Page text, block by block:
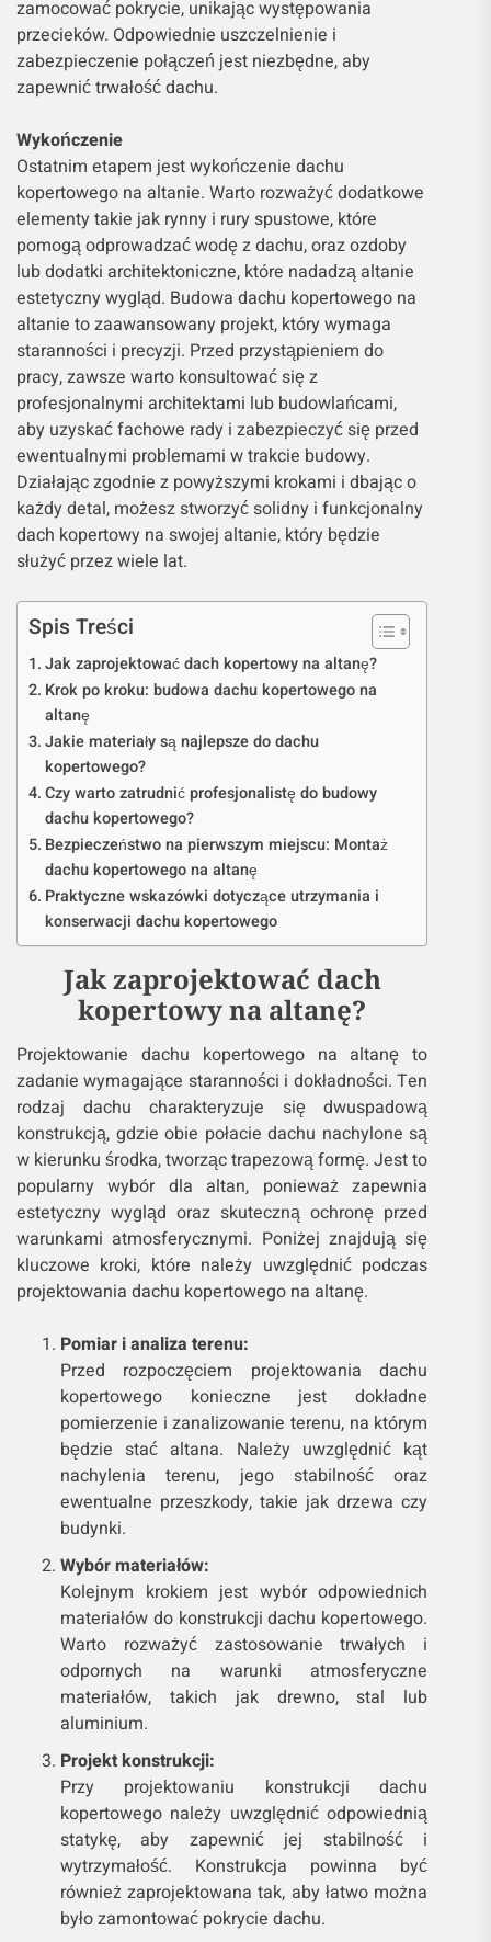
zamocować pokrycie, unikając występowania
przecieków. Odpowiednie uszczelnienie i
zabezpieczenie połączeń jest niezbędne, aby
zapewnić trwałość dachu.
Wykończenie
Ostatnim etapem jest wykończenie dachu
kopertowego na altanie. Warto rozważyć dodatkowe
elementy takie jak rynny i rury spustowe, które
pomogą odprowadzać wodę z dachu, oraz ozdoby
lub dodatki architektoniczne, które nadadzą altanie
estetyczny wygląd. Budowa dachu kopertowego na
altanie to zaawansowany projekt, który wymaga
staranności i precyzji. Przed przystąpieniem do
pracy, zawsze warto konsultować się z
profesjonalnymi architektami lub budowlańcami,
aby uzyskać fachowe rady i zabezpieczyć się przed
ewentualnymi problemami w trakcie budowy.
Działając zgodnie z powyższymi krokami i dbając o
każdy detal, możesz stworzyć solidny i funkcjonalny
dach kopertowy na swojej altanie, który będzie
służyć przez wiele lat.
Spis Treści
Jak zaprojektować dach kopertowy na altanę?
Krok po kroku: budowa dachu kopertowego na
altanę
Jakie materiały są najlepsze do dachu
kopertowego?
Czy warto zatrudnić profesjonalistę do budowy
dachu kopertowego?
Bezpieczeństwo na pierwszym miejscu: Montaż
dachu kopertowego na altanę
Praktyczne wskazówki dotyczące utrzymania i
konserwacji dachu kopertowego
Jak zaprojektować dach
kopertowy na altanę?
Projektowanie dachu kopertowego na altanę to
zadanie wymagające staranności i dokładności. Ten
rodzaj dachu charakteryzuje się dwuspadową
konstrukcją, gdzie obie połacie dachu nachylone są
w kierunku środka, tworząc trapezową formę. Jest to
popularny wybór dla altan, ponieważ zapewnia
estetyczny wygląd oraz skuteczną ochronę przed
warunkami atmosferycznymi. Poniżej znajdują się
kluczowe kroki, które należy uwzględnić podczas
projektowania dachu kopertowego na altanę.
Pomiar i analiza terenu:
Przed rozpoczęciem projektowania dachu
kopertowego konieczne jest dokładne
pomierzenie i zanalizowanie terenu, na którym
będzie stać altana. Należy uwzględnić kąt
nachylenia terenu, jego stabilność oraz
ewentualne przeszkody, takie jak drzewa czy
budynki.
Wybór materiałów:
Kolejnym krokiem jest wybór odpowiednich
materiałów do konstrukcji dachu kopertowego.
Warto rozważyć zastosowanie trwałych i
odpornych na warunki atmosferyczne
materiałów, takich jak drewno, stal lub
aluminium.
Projekt konstrukcji:
Przy projektowaniu konstrukcji dachu
kopertowego należy uwzględnić odpowiednią
statykę, aby zapewnić jej stabilność i
wytrzymałość. Konstrukcja powinna być
również zaprojektowana tak, aby łatwo można
było zamontować pokrycie dachu.